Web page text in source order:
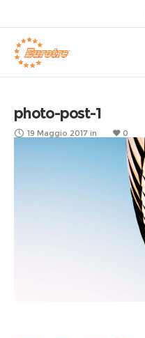
photo-post-1
19 Maggio 2017 in 0